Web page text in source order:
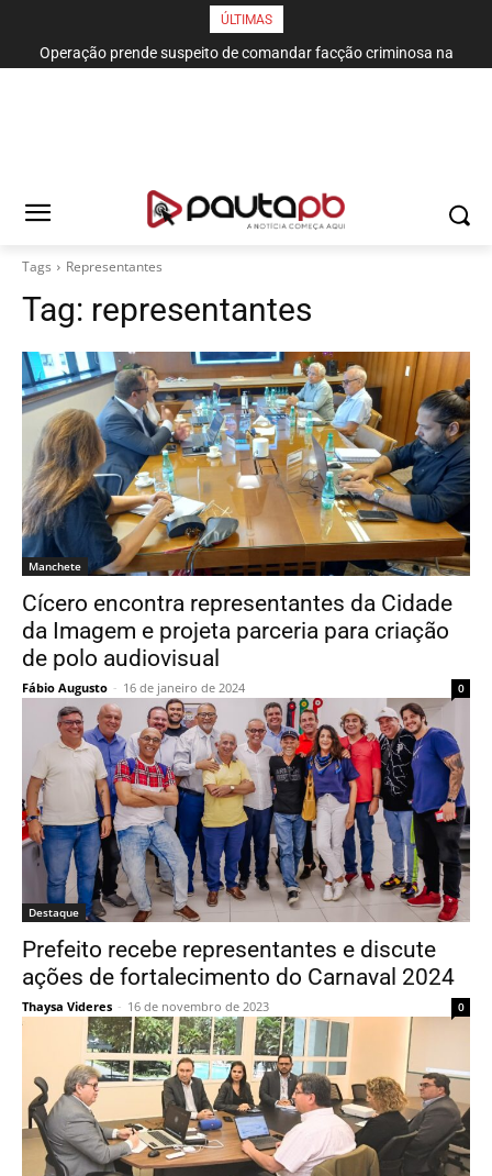
ÚLTIMAS
Operação prende suspeito de comandar facção criminosa na
região metropolitana da Capital
Tags Representantes
Tag: representantes
Manchete
Cícero encontra representantes da Cidade
da Imagem e projeta parceria para criação
de polo audiovisual
Fábio Augusto - 16 de janeiro de 2024 0
Destaque
Prefeito recebe representantes e discute
ações de fortalecimento do Carnaval 2024
Thaysa Videres - 16 de novembro de 2023 0